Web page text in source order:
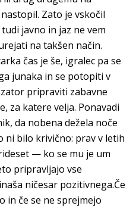
Zato je vskočil
javno in jaz ne vem
na takšen način.
čas je še, igralec pa se
junaka in se potopiti v
pripraviti zabavne
za katere velja. Ponavadi
da nobena dežela noče
ni bilo krivično: prav v letih
— ko se mu je um
pripravljajo vse
ničesar pozitivnega.Če
in če se ne sprejmejo